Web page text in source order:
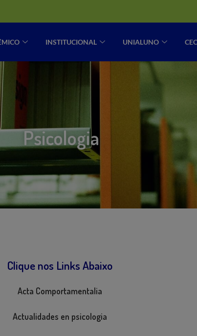
INSTITUCIONAL UNIALUNO
Psicologia
Clique nos Links Abaixo
Acta Comportamentalia
Actualidades en psicologia